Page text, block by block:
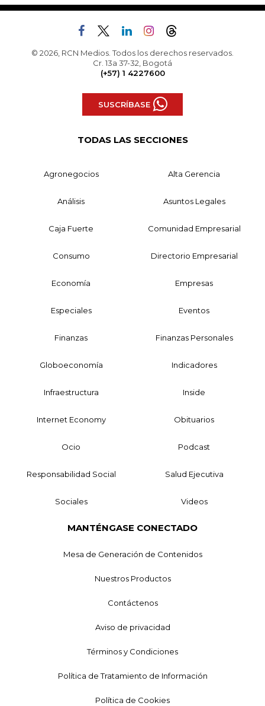
© 2026, RCN Medios. Todos los derechos reservados.
Cr. 13a 37-32, Bogotá
(+57) 1 4227600
SUSCRÍBASE
TODAS LAS SECCIONES
Agronegocios Alta Gerencia
Análisis Asuntos Legales
Caja Fuerte Comunidad Empresarial
Consumo Directorio Empresarial
Economía Empresas
Especiales Eventos
Finanzas Finanzas Personales
Globoeconomía Indicadores
Infraestructura Inside
Internet Economy Obituarios
Ocio Podcast
Responsabilidad Social Salud Ejecutiva
Sociales Videos
MANTÉNGASE CONECTADO
Mesa de Generación de Contenidos
Nuestros Productos
Contáctenos
Aviso de privacidad
Términos y Condiciones
Política de Tratamiento de Información
Política de Cookies